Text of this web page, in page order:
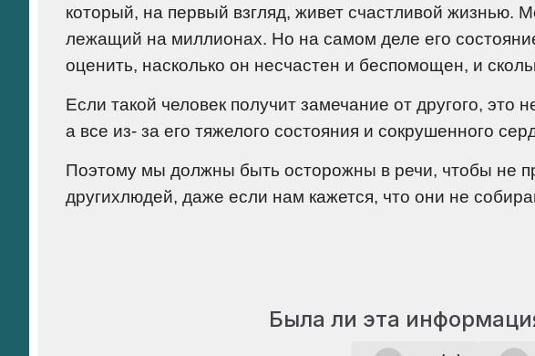
который, на первый взгляд, живет счастливой жизнью.
лежащий на миллионах. Но на самом деле его
оценить, насколько он несчастен и беспомощен, и
Если такой человек получит замечание от другого, это
а все из- за его тяжелого состояния и сокрушенного
Поэтому мы должны быть осторожны в речи, чтобы не
другихлюдей, даже если нам кажется, что они не
Была ли эта